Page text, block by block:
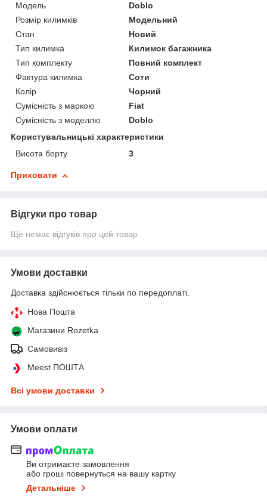
Модель
Doblo
Розмір килимків
Модельний
Стан
Новий
Тип килимка
Килимок багажника
Тип комплекту
Повний комплект
Фактура килимка
Соти
Колір
Чорний
Сумісність з маркою
Fiat
Сумісність з моделлю
Doblo
Користувальницькі характеристики
Висота борту
3
Приховати
Відгуки про товар
Ще немає відгуків про цей товар
Умови доставки
Доставка здійснюється тільки по передоплаті.
Нова Пошта
Магазини Rozetka
Самовивіз
Meest ПОШТА
Всі умови доставки
Умови оплати
Ви отримаєте замовлення
або гроші повернуться на вашу картку
Детальніше